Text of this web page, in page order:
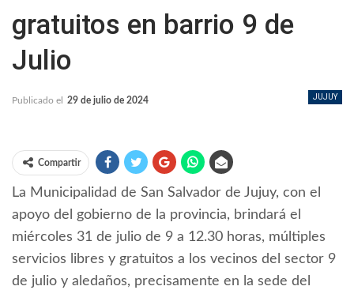
gratuitos en barrio 9 de
Julio
JUJUY
Publicado el 29 de julio de 2024
Compartir
La Municipalidad de San Salvador de Jujuy, con el
apoyo del gobierno de la provincia, brindará el
miércoles 31 de julio de 9 a 12.30 horas, múltiples
servicios libres y gratuitos a los vecinos del sector 9
de julio y aledaños, precisamente en la sede del